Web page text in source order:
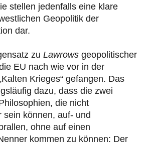
stellen jedenfalls eine klare
Geopolitik der
dar.
zu Lawrows geopolitischer
EU nach wie vor in der
Krieges“ gefangen. Das
dazu, dass die zwei
die nicht
sein können, auf- und
ohne auf einen
kommen zu können: Der